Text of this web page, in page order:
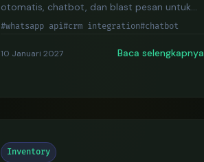
otomatis, chatbot, dan blast pesan untuk
bisnis.
#whatsapp api#crm integration#chatbot
10 Januari 2027 Baca selengkapnya
Inventory